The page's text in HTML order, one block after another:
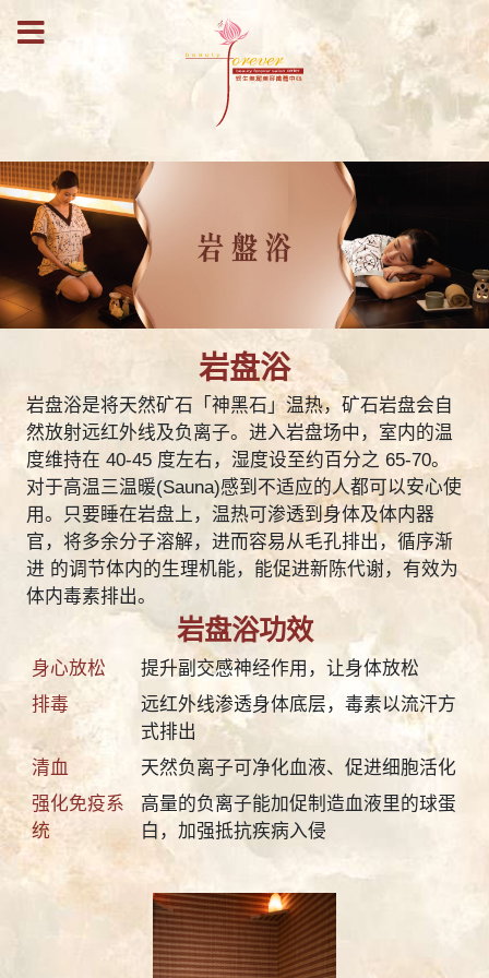
岩盘浴
岩盘浴是将天然矿石「神黑石」温热，矿石岩盘会自
然放射远红外线及负离子。进入岩盘场中，室内的温
度维持在 40-45 度左右，湿度设至约百分之 65-70。
对于高温三温暖(Sauna)感到不适应的人都可以安心使
用。只要睡在岩盘上，温热可渗透到身体及体内器
官，将多余分子溶解，进而容易从毛孔排出，循序渐
进 的调节体内的生理机能，能促进新陈代谢，有效为
体内毒素排出。
岩盘浴功效
身心放松
提升副交感神经作用，让身体放松
排毒
远红外线渗透身体底层，毒素以流汗方
式排出
清血
天然负离子可净化血液、促进细胞活化
强化免疫系
统
高量的负离子能加促制造血液里的球蛋
白，加强抵抗疾病入侵